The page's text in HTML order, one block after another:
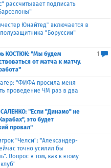
рассчитывает подписать
Юнайтед" включается в
"Боруссии"
КОСТЮК: "Мы будем
от матча к матчу.
1
"ФИФА просила меня
проведение ЧМ раз в два
"Если "Динамо" не
это будет
провал"
"Челси": "Александер-
точно усилил бы
Вопрос в том, как к этому